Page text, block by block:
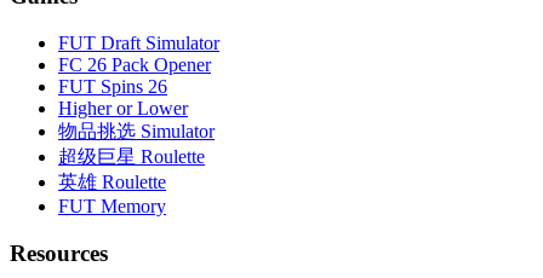
FUT Draft Simulator
FC 26 Pack Opener
FUT Spins 26
Higher or Lower
物品挑选 Simulator
超级巨星 Roulette
英雄 Roulette
FUT Memory
Resources